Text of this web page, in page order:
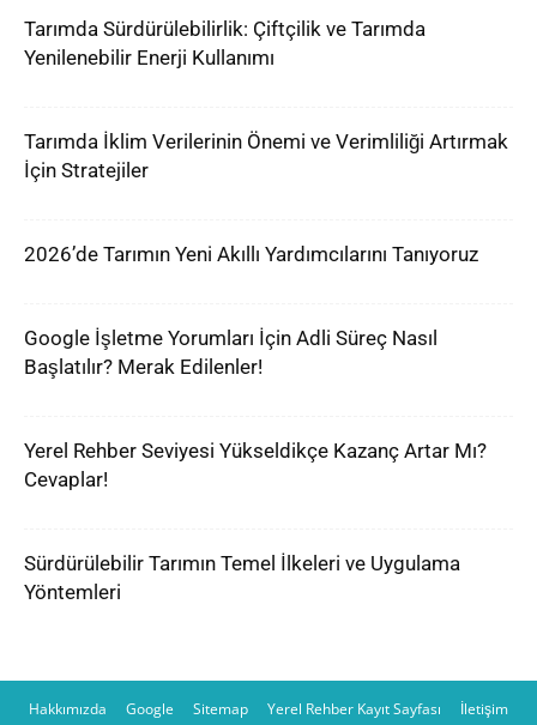
Tarımda Sürdürülebilirlik: Çiftçilik ve Tarımda
Yenilenebilir Enerji Kullanımı
Tarımda İklim Verilerinin Önemi ve Verimliliği Artırmak
İçin Stratejiler
2026’de Tarımın Yeni Akıllı Yardımcılarını Tanıyoruz
Google İşletme Yorumları İçin Adli Süreç Nasıl
Başlatılır? Merak Edilenler!
Yerel Rehber Seviyesi Yükseldikçe Kazanç Artar Mı?
Cevaplar!
Sürdürülebilir Tarımın Temel İlkeleri ve Uygulama
Yöntemleri
Hakkımızda Google Sitemap Yerel Rehber Kayıt Sayfası İletişim